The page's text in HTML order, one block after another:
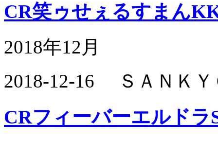
CR笑ゥせぇるすまん
2018年12月
2018-12-16 ＳＡＮＫ
CRフィーバーエルドラ